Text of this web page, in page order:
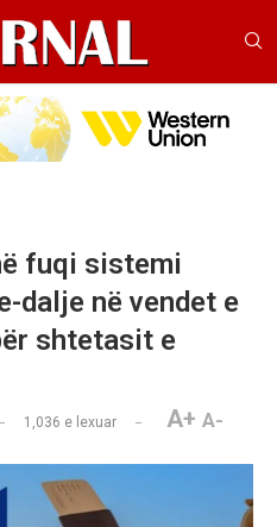
fuqi sistemi
dalje në vendet e
shtetasit e
1,036 e lexuar A+ A-